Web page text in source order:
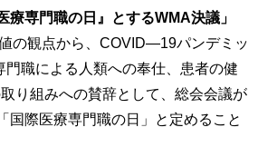
療専門職の日』とするWMA決議」
の観点から、COVID―19パンデミッ
門職による人類への奉仕、患者の健
り組みへの賛辞として、総会会議が
国際医療専門職の日」と定めること